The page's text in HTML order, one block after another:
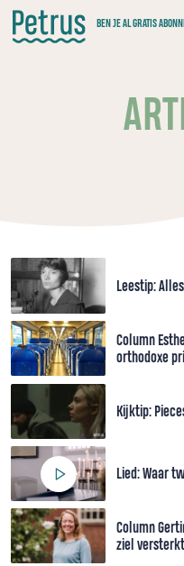
Doorgaan
naar
hoofdinhoud
BEN JE AL GRATIS
Leestip:
Column
orthodoxe
Kijktip:
Lied: Waar
Column
ziel versterkt